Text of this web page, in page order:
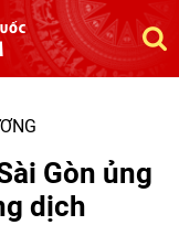
Gòn ủng
dịch